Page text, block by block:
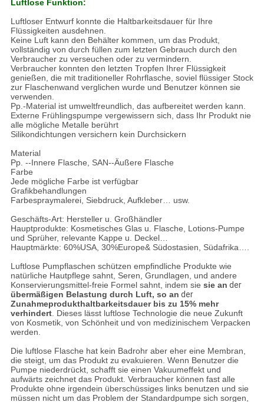
Luftlose Funktion:
Luftloser Entwurf konnte die Haltbarkeitsdauer für Ihre
Flüssigkeiten ausdehnen.
Keine Luft kann den Behälter kommen, um das Produkt,
vollständig von durch füllen zum letzten Gebrauch durch den
Verbraucher zu verseuchen oder zu vermindern.
Verbraucher konnten den letzten Tropfen Ihrer Flüssigkeit
genießen, die mit traditioneller Rohrflasche, soviel flüssiger Stock
zur Flaschenwand verglichen wurde und Benutzer können sie
verwenden.
Pp.-Material ist umweltfreundlich, das aufbereitet werden kann.
Externe Frühlingspumpe vergewissern sich, dass Ihr Produkt nie
alle mögliche Metalle berührt
Silikondichtungen versichern kein Durchsickern
Material
Pp. --Innere Flasche, SAN--Äußere Flasche
Farbe
Jede mögliche Farbe ist verfügbar
Grafikbehandlungen
Farbespraymalerei, Siebdruck, Aufkleber… usw.
Geschäfts-Art: Hersteller u. Großhändler
Hauptprodukte: Kosmetisches Glas u. Flasche, Lotions-Pumpe
und Sprüher, relevante Kappe u. Deckel…
Hauptmärkte: 60%USA, 30%Europe& Südostasien, Südafrika….
Luftlose Pumpflaschen schützen empfindliche Produkte wie
natürliche Hautpflege sahnt, Seren, Grundlagen, und andere
Konservierungsmittel-freie Formel sahnt, indem sie sie an der
übermäßigen Belastung durch Luft, so an der
Zunahmeprodukthaltbarkeitsdauer bis zu 15% mehr
verhindert. Dieses lässt luftlose Technologie die neue Zukunft
von Kosmetik, von Schönheit und von medizinischem Verpacken
werden.
Die luftlose Flasche hat kein Badrohr aber eher eine Membran,
die steigt, um das Produkt zu evakuieren. Wenn Benutzer die
Pumpe niederdrückt, schafft sie einen Vakuumeffekt und
aufwärts zeichnet das Produkt. Verbraucher können fast alle
Produkte ohne irgendein überschüssiges links benutzen und sie
müssen nicht um das Problem der Standardpumpe sich sorgen,